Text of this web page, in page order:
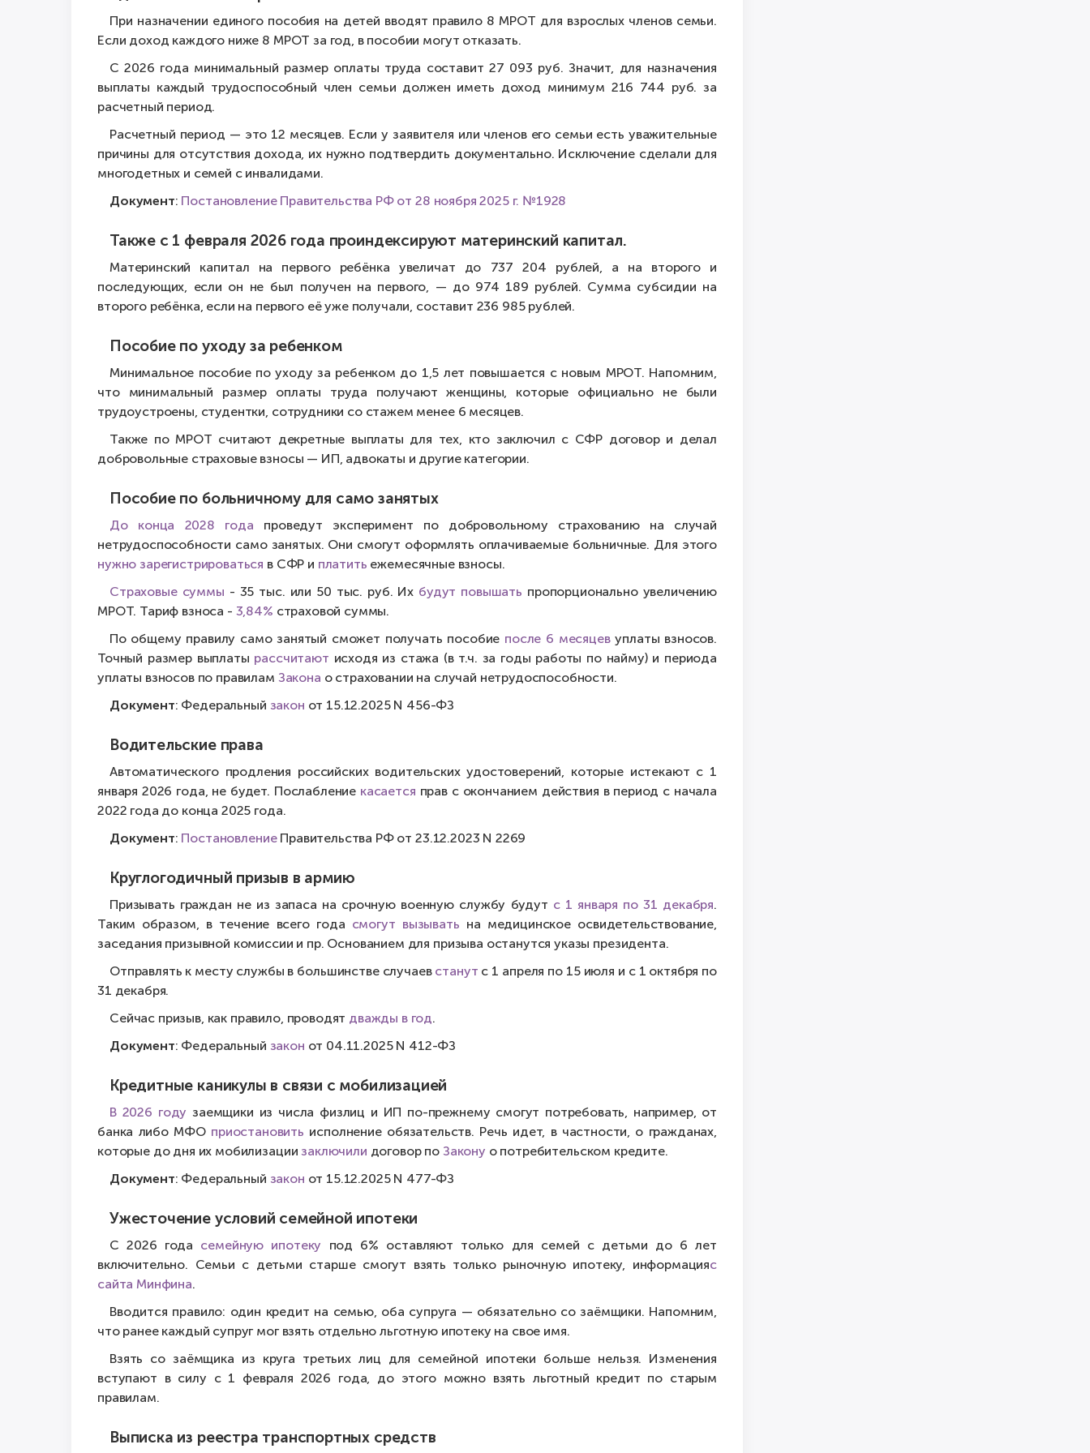
При назначении единого пособия на детей вводят правило 8 МРОТ для взрослых членов семьи.
Если доход каждого ниже 8 МРОТ за год, в пособии могут отказать.
С 2026 года минимальный размер оплаты труда составит 27 093 руб. Значит, для назначения
выплаты каждый трудоспособный член семьи должен иметь доход минимум 216 744 руб. за
расчетный период.
Расчетный период — это 12 месяцев. Если у заявителя или членов его семьи есть уважительные
причины для отсутствия дохода, их нужно подтвердить документально. Исключение сделали для
многодетных и семей с инвалидами.
Документ: Постановление Правительства РФ от 28 ноября 2025 г. №1928
Также с 1 февраля 2026 года проиндексируют материнский капитал.
Материнский капитал на первого ребёнка увеличат до 737 204 рублей, а на второго и
последующих, если он не был получен на первого, — до 974 189 рублей. Сумма субсидии на
второго ребёнка, если на первого её уже получали, составит 236 985 рублей.
Пособие по уходу за ребенком
Минимальное пособие по уходу за ребенком до 1,5 лет повышается с новым МРОТ. Напомним,
что минимальный размер оплаты труда получают женщины, которые официально не были
трудоустроены, студентки, сотрудники со стажем менее 6 месяцев.
Также по МРОТ считают декретные выплаты для тех, кто заключил с СФР договор и делал
добровольные страховые взносы — ИП, адвокаты и другие категории.
Пособие по больничному для само занятых
До конца 2028 года проведут эксперимент по добровольному страхованию на случай
нетрудоспособности само занятых. Они смогут оформлять оплачиваемые больничные. Для этого
нужно зарегистрироваться в СФР и платить ежемесячные взносы.
Страховые суммы - 35 тыс. или 50 тыс. руб. Их будут повышать пропорционально увеличению
МРОТ. Тариф взноса - 3,84% страховой суммы.
По общему правилу само занятый сможет получать пособие после 6 месяцевуплаты взносов.
Точный размер выплаты рассчитают исходя из стажа (в т.ч. за годы работы по найму) и периода
уплаты взносов по правилам Закона о страховании на случай нетрудоспособности.
Документ: Федеральный закон от 15.12.2025 N 456-ФЗ
Водительские права
Автоматического продления российских водительских удостоверений, которые истекают с 1
января 2026 года, не будет. Послабление касается прав с окончанием действия в период с начала
2022 года до конца 2025 года.
Документ: ПостановлениеПравительства РФ от 23.12.2023 N 2269
Круглогодичный призыв в армию
Призывать граждан не из запаса на срочную военную службу будут с 1 января по 31 декабря.
Таким образом, в течение всего года смогут вызывать на медицинское освидетельствование,
заседания призывной комиссии и пр. Основанием для призыва останутся указы президента.
Отправлять к месту службы в большинстве случаев станут с 1 апреля по 15 июля и с 1 октября по
31 декабря.
Сейчас призыв, как правило, проводят дважды в год.
Документ: Федеральный закон от 04.11.2025 N 412-ФЗ
Кредитные каникулы в связи с мобилизацией
В 2026 году заемщики из числа физлиц и ИП по-прежнему смогут потребовать, например, от
банка либо МФО приостановить исполнение обязательств. Речь идет, в частности, о гражданах,
которые до дня их мобилизации заключили договор по Закону о потребительском кредите.
Документ: Федеральный закон от 15.12.2025 N 477-ФЗ
Ужесточение условий семейной ипотеки
С 2026 года семейную ипотеку под 6% оставляют только для семей с детьми до 6 лет
включительно. Семьи с детьми старше смогут взять только рыночную ипотеку, информацияс
сайта Минфина.
Вводится правило: один кредит на семью, оба супруга — обязательно со заёмщики. Напомним,
что ранее каждый супруг мог взять отдельно льготную ипотеку на свое имя.
Взять со заёмщика из круга третьих лиц для семейной ипотеки больше нельзя. Изменения
вступают в силу с 1 февраля 2026 года, до этого можно взять льготный кредит по старым
правилам.
Выписка из реестра транспортных средств